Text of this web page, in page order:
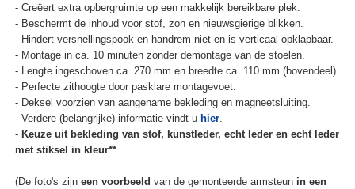
- Creëert extra opbergruimte op een makkelijk bereikbare plek.
- Beschermt de inhoud voor stof, zon en nieuwsgierige blikken.
- Hindert versnellingspook en handrem niet en is verticaal opklapbaar.
- Montage in ca. 10 minuten zonder demontage van de stoelen.
- Lengte ingeschoven ca. 270 mm en breedte ca. 110 mm (bovendeel).
- Perfecte zithoogte door pasklare montagevoet.
- Deksel voorzien van aangename bekleding en magneetsluiting.
- Verdere (belangrijke) informatie vindt u hier.
- Keuze uit bekleding van stof, kunstleder, echt leder en echt leder
met stiksel in kleur**
(De foto's zijn een voorbeeld van de gemonteerde armsteun in een